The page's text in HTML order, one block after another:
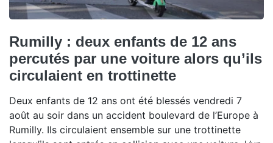
Rumilly : deux enfants de 12 ans
percutés par une voiture alors qu’ils
circulaient en trottinette
Deux enfants de 12 ans ont été blessés vendredi 7
août au soir dans un accident boulevard de l’Europe à
Rumilly. Ils circulaient ensemble sur une trottinette